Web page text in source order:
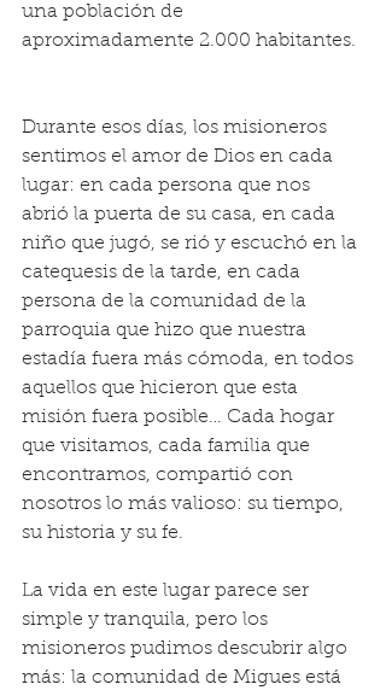
una población de
aproximadamente 2.000 habitantes.
Durante esos días, los misioneros
sentimos el amor de Dios en cada
lugar: en cada persona que nos
abrió la puerta de su casa, en cada
niño que jugó, se rió y escuchó en la
catequesis de la tarde, en cada
persona de la comunidad de la
parroquia que hizo que nuestra
estadía fuera más cómoda, en todos
aquellos que hicieron que esta
misión fuera posible… Cada hogar
que visitamos, cada familia que
encontramos, compartió con
nosotros lo más valioso: su tiempo,
su historia y su fe.
La vida en este lugar parece ser
simple y tranquila, pero los
misioneros pudimos descubrir algo
más: la comunidad de Migues está